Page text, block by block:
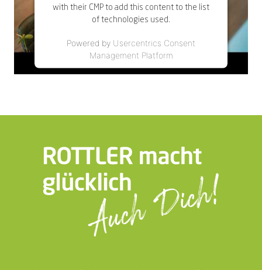
with their CMP to add this content to the list
of technologies used.
Powered by Usercentrics Consent
Management Platform